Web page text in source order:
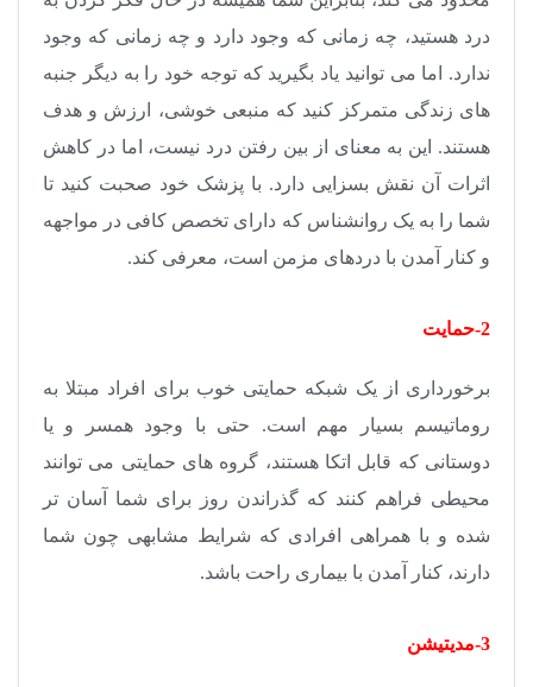
درد هستید، چه زمانی که وجود دارد و چه زمانی که وجود
ندارد. اما می توانید یاد بگیرید که توجه خود را به دیگر جنبه
های زندگی متمرکز کنید که منبعی خوشی، ارزش و هدف
هستند. این به معنای از بین رفتن درد نیست، اما در کاهش
اثرات آن نقش بسزایی دارد. با پزشک خود صحبت کنید تا
شما را به یک روانشناس که دارای تخصص کافی در مواجهه
و کنار آمدن با دردهای مزمن است، معرفی کند.
2-حمایت
برخورداری از یک شبکه حمایتی خوب برای افراد مبتلا به
روماتیسم بسیار مهم است. حتی با وجود همسر و یا
دوستانی که قابل اتکا هستند، گروه های حمایتی می توانند
محیطی فراهم کنند که گذراندن روز برای شما آسان تر
شده و با همراهی افرادی که شرایط مشابهی چون شما
دارند، کنار آمدن با بیماری راحت باشد.
3-مدیتیشن